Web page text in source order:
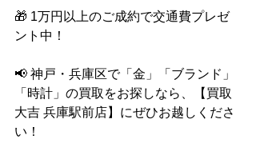
🎁 1万円以上のご成約で交通費プレゼ
ント中！
📢 神戸・兵庫区で「金」「ブランド」
「時計」の買取をお探しなら、【買取
大吉 兵庫駅前店】にぜひお越しくださ
い！